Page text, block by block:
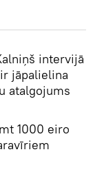
intervijā
jāpalielina
atalgojums
1000 eiro